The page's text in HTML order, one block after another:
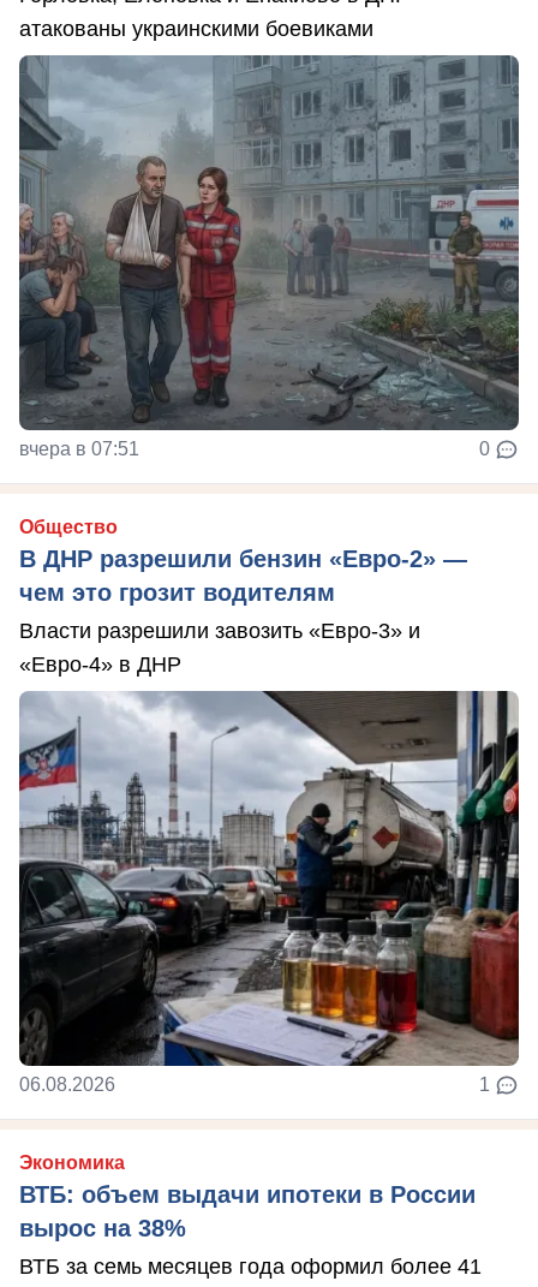
атакованы украинскими боевиками
вчера в 07:51 0
Общество
В ДНР разрешили бензин «Евро-2» —
чем это грозит водителям
Власти разрешили завозить «Евро-3» и
«Евро-4» в ДНР
06.08.2026 1
Экономика
ВТБ: объем выдачи ипотеки в России
вырос на 38%
ВТБ за семь месяцев года оформил более 41